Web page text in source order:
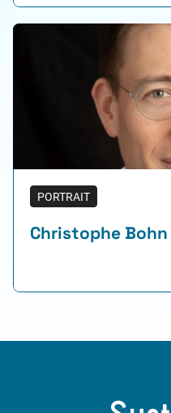
PORTRAIT
Christophe Bohn